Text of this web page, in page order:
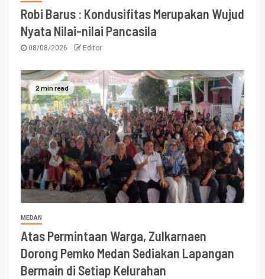
Robi Barus : Kondusifitas Merupakan Wujud
Nyata Nilai-nilai Pancasila
08/08/2026 Editor
2 min read
MEDAN
Atas Permintaan Warga, Zulkarnaen
Dorong Pemko Medan Sediakan Lapangan
Bermain di Setiap Kelurahan